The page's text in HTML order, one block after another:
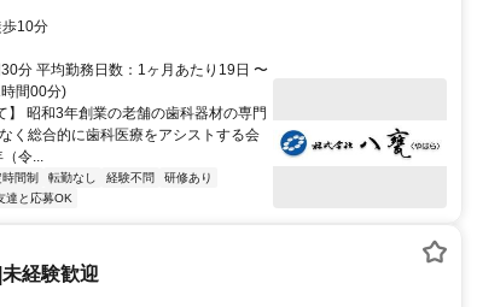
10分
分 平均勤務日数：1ヶ月あたり19日 〜
間00分)
昭和3年創業の老舗の歯科器材の専門
く総合的に歯科医療をアシストする会
令...
時間制 転勤なし 経験不問
研修あり
達と応募OK
経験歓迎